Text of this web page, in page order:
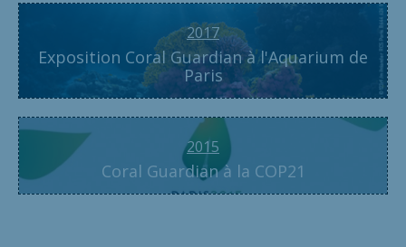
2017
Exposition Coral Guardian à l'Aquarium de
Paris
2015
Coral Guardian à la COP21